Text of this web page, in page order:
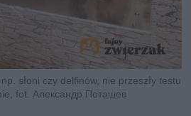
słoni czy delfinów, nie przeszły testu
fot. Александр Поташев